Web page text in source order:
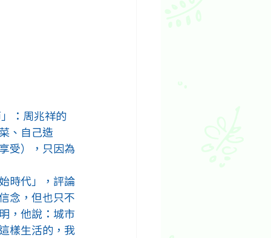
：周兆祥的
、自己造
受），只因為
時代」，評論
念，但也只不
，他說：城市
樣生活的，我